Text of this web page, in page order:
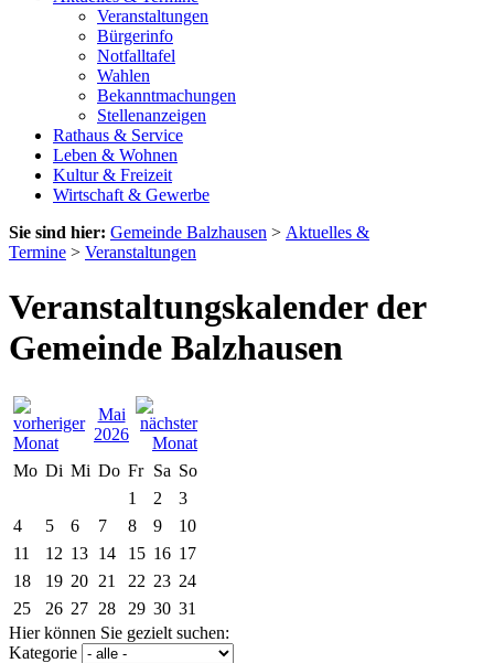
Veranstaltungen
Bürgerinfo
Notfalltafel
Wahlen
Bekanntmachungen
Stellenanzeigen
Rathaus & Service
Leben & Wohnen
Kultur & Freizeit
Wirtschaft & Gewerbe
Sie sind hier: Gemeinde Balzhausen > Aktuelles &
Termine > Veranstaltungen
Veranstaltungskalender der
Gemeinde Balzhausen
Mai
2026
Mo Di Mi Do Fr Sa So
1
2
3
4
5 6 7 8 9
10
11
12 13 14 15 16 17
18
19 20 21 22 23 24
25
26 27 28 29 30 31
Hier können Sie gezielt suchen:
Kategorie